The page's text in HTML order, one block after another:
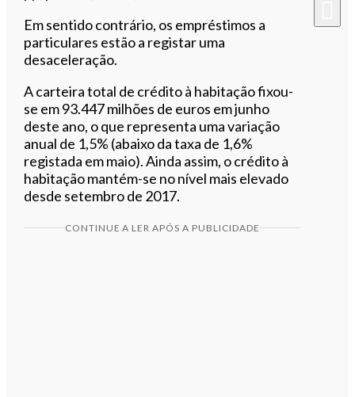
Em sentido contrário, os empréstimos a
particulares estão a registar uma
desaceleração.
A carteira total de crédito à habitação fixou-
se em 93.447 milhões de euros em junho
deste ano, o que representa uma variação
anual de 1,5% (abaixo da taxa de 1,6%
registada em maio). Ainda assim, o crédito à
habitação mantém-se no nível mais elevado
desde setembro de 2017.
CONTINUE A LER APÓS A PUBLICIDADE